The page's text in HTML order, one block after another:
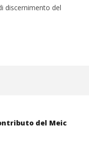
discernimento del
del Meic